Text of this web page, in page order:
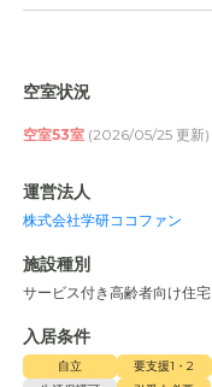
空室状況
空室53室 (2026/05/25 更新)
運営法人
株式会社学研ココファン
施設種別
サービス付き高齢者向け住宅
入居条件
自立 要支援1・2